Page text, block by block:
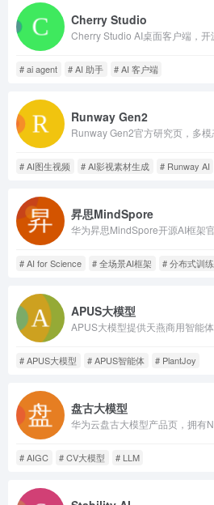
Cherry Studio
# ai agent # AI 助手 # AI 客户端
Runway Gen2
# AI图生视频 # AI影视素材生成 # Runway AI
昇思MindSpore
# AI for Science # 全场景AI框架 # 分布式训练
APUS大模型
# APUS大模型 # APUS智能体 # PlantJoy
盘古大模型
# AIGC # CV大模型 # LLM